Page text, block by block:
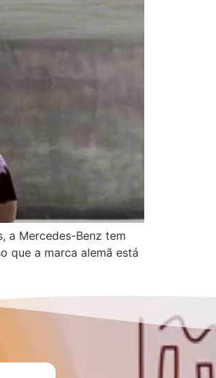
a Mercedes-Benz tem
que a marca alemã está